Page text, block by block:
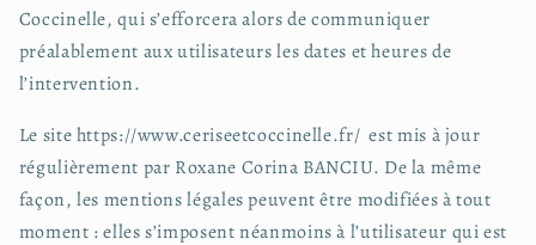
Coccinelle, qui s’efforcera alors de communiquer
préalablement aux utilisateurs les dates et heures de
l’intervention.
Le site https://www.ceriseetcoccinelle.fr/ est mis à jour
régulièrement par Roxane Corina BANCIU. De la même
façon, les mentions légales peuvent être modifiées à tout
moment : elles s’imposent néanmoins à l’utilisateur qui est